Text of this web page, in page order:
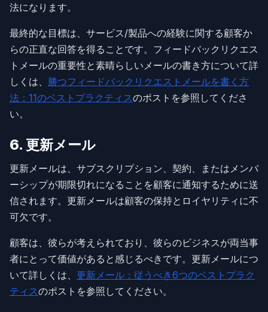
法になります。
最終的な目標は、サービス/製品への経験に関する顧客か
らの正直な回答を得ることです。フィードバックリクエス
トメールの重要性と素晴らしいメールの書き方について詳
しくは、 勝つフィードバックリクエストメールを書く方
法：11のベストプラクティスのポストを参照してくださ
い。
6. 更新メール
更新メールは、サブスクリプション、契約、またはメンバ
ーシップが期限切れになることを顧客に通知するために送
信されます。更新メールは顧客の保持とロイヤリティに不
可欠です。
顧客は、彼らが考えられており、彼らのビジネスが両当事
者にとって価値があると感じるべきです。更新メールにつ
いて詳しくは、 更新メール：従うべき6つのベストプラク
ティスのポストを参照してください。